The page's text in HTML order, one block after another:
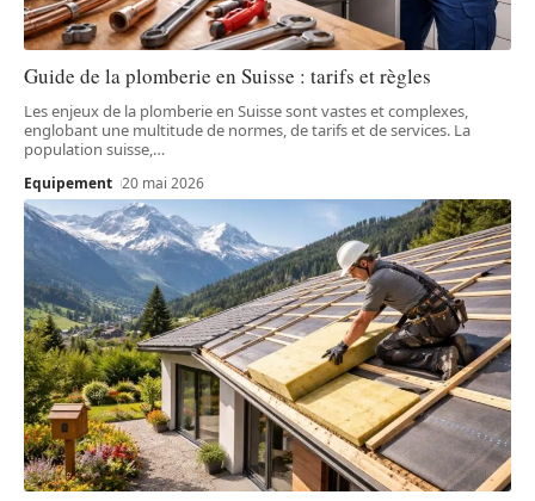
Guide de la plomberie en Suisse : tarifs et règles
Les enjeux de la plomberie en Suisse sont vastes et complexes,
englobant une multitude de normes, de tarifs et de services. La
population suisse,…
Equipement 20 mai 2026